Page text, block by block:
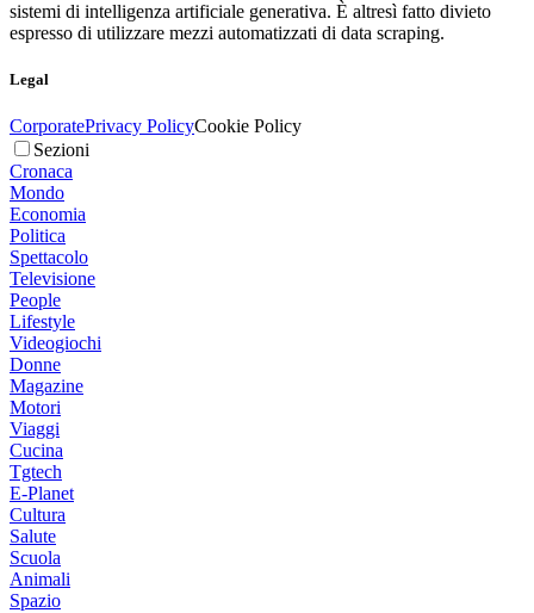
sistemi di intelligenza artificiale generativa. È altresì fatto divieto
espresso di utilizzare mezzi automatizzati di data scraping.
Legal
CorporatePrivacy PolicyCookie Policy
Sezioni
Cronaca
Mondo
Economia
Politica
Spettacolo
Televisione
People
Lifestyle
Videogiochi
Donne
Magazine
Motori
Viaggi
Cucina
Tgtech
E-Planet
Cultura
Salute
Scuola
Animali
Spazio